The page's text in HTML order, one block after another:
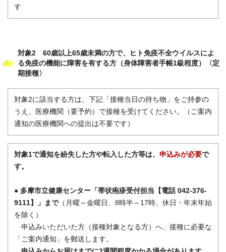
す
対象2 60歳以上65歳未満の方で、ヒト免疫不全ウイルスによ
る免疫の機能に障害を有する方 （身体障害者手帳1級程度）〈定
期接種〉
対象2に該当する方は、下記「接種当日の持ち物」をご持参の
うえ、医療機関（要予約）で接種を受けてください。（ご案内
通知の医療機関への提出は不要です）
対象1で通知を紛失した方や転入した方等は、 申込みが必要で
す。
● 多摩市立健康センター「帯状疱疹受付担当【電話 042-376-
9111】」まで（月曜～金曜日、8時半～17時。休日・年末年始
を除く）
申込みいただいた方（接種対象となる方）へ、接種に必要な
「ご案内通知」を郵送します。